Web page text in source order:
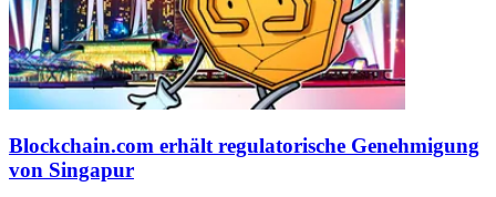
Blockchain.com erhält regulatorische Genehmigung
von Singapur